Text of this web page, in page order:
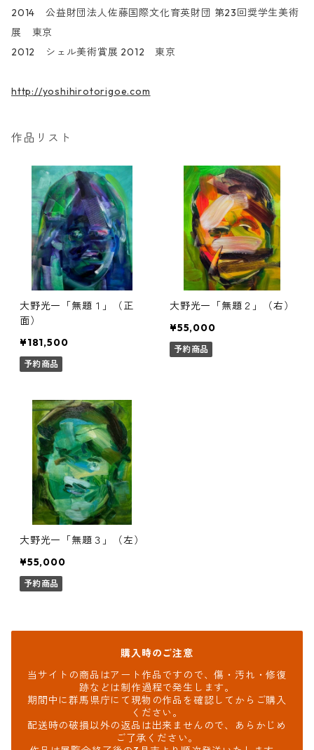
2014 公益財団法人佐藤国際文化育英財団 第23回奨学生美術
展 東京
2012 シェル美術賞展 2012 東京
http://yoshihirotorigoe.com
作品リスト
大野光一「無題１」（正
面）
¥181,500
予約商品
大野光一「無題２」（右）
¥55,000
予約商品
大野光一「無題３」（左）
¥55,000
予約商品
購入時のご注意
当サイトの商品はアート作品ですので、傷・汚れ・修復
跡などは制作過程で発生します。
期間中に群馬県庁にて現物の作品を確認してからご購入
ください。
配送時の破損以外の返品は出来ませんので、あらかじめ
ご了承ください。